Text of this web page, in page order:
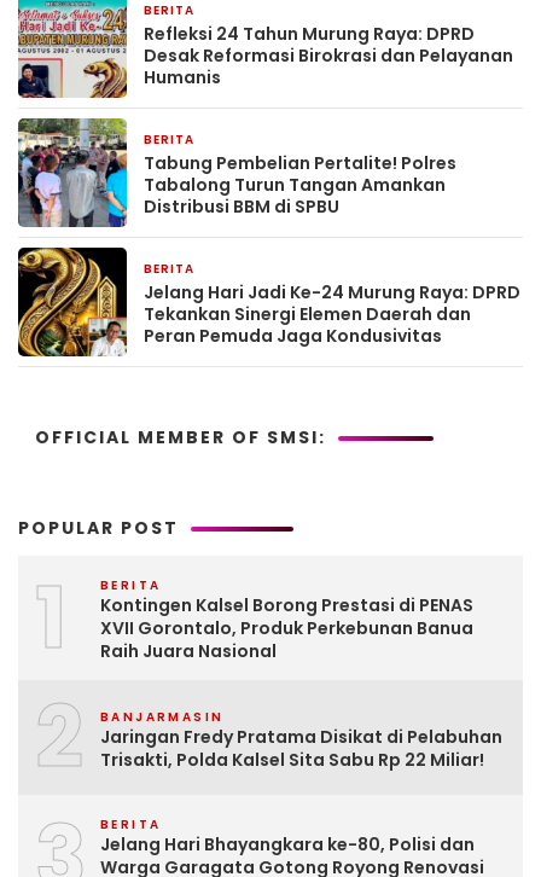
BERITA
Refleksi 24 Tahun Murung Raya: DPRD
Desak Reformasi Birokrasi dan Pelayanan
Humanis
BERITA
Tabung Pembelian Pertalite! Polres
Tabalong Turun Tangan Amankan
Distribusi BBM di SPBU
BERITA
Jelang Hari Jadi Ke-24 Murung Raya: DPRD
Tekankan Sinergi Elemen Daerah dan
Peran Pemuda Jaga Kondusivitas
OFFICIAL MEMBER OF SMSI:
POPULAR POST
1 BERITA
Kontingen Kalsel Borong Prestasi di PENAS
XVII Gorontalo, Produk Perkebunan Banua
Raih Juara Nasional
2 BANJARMASIN
Jaringan Fredy Pratama Disikat di Pelabuhan
Trisakti, Polda Kalsel Sita Sabu Rp 22 Miliar!
BERITA
Jelang Hari Bhayangkara ke-80, Polisi dan
Warga Garagata Gotong Royong Renovasi